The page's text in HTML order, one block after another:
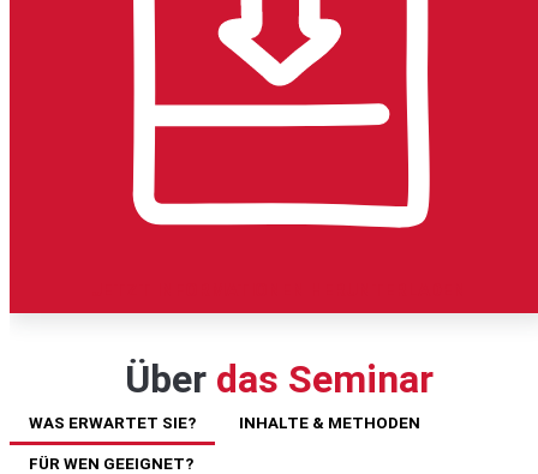
Über das Seminar
WAS ERWARTET SIE? INHALTE & METHODEN
FÜR WEN GEEIGNET?